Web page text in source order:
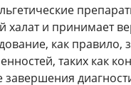
халат и принимает
как правило,
таких как